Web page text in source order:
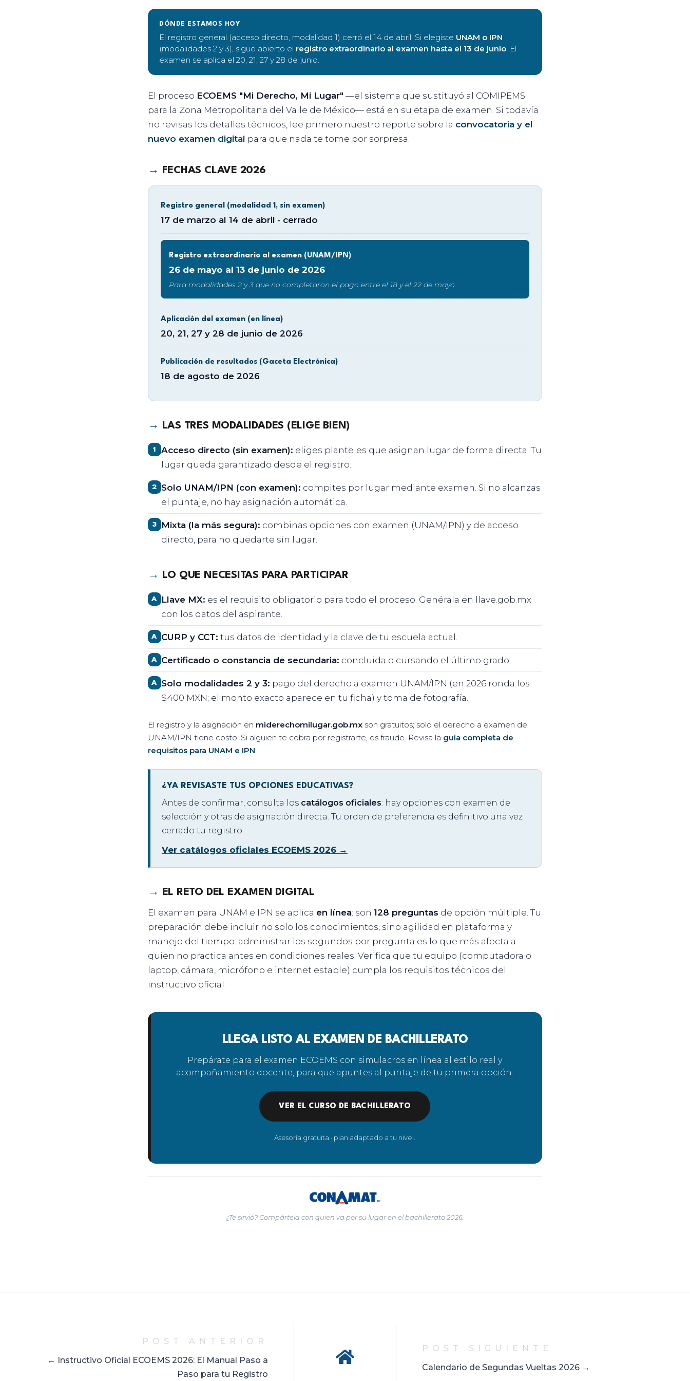
DÓNDE ESTAMOS HOY
El registro general (acceso directo, modalidad 1) cerró el 14 de abril. Si elegiste UNAM o IPN
(modalidades 2 y 3), sigue abierto el registro extraordinario al examen hasta el 13 de junio. El
examen se aplica el 20, 21, 27 y 28 de junio.
El proceso ECOEMS "Mi Derecho, Mi Lugar"—el sistema que sustituyó al COMIPEMS
para la Zona Metropolitana del Valle de México— está en su etapa de examen. Si todavía
no revisas los detalles técnicos, lee primero nuestro reporte sobre la convocatoria y el
nuevo examen digital para que nada te tome por sorpresa.
→ FECHAS CLAVE 2026
Registro general (modalidad 1, sin examen)
17 de marzo al 14 de abril · cerrado
Registro extraordinario al examen (UNAM/IPN)
26 de mayo al 13 de junio de 2026
Para modalidades 2 y 3 que no completaron el pago entre el 18 y el 22 de mayo.
Aplicación del examen (en línea)
20, 21, 27 y 28 de junio de 2026
Publicación de resultados (Gaceta Electrónica)
18 de agosto de 2026
→ LAS TRES MODALIDADES (ELIGE BIEN)
1 Acceso directo (sin examen): eliges planteles que asignan lugar de forma directa. Tu
lugar queda garantizado desde el registro.
2 Solo UNAM/IPN (con examen): compites por lugar mediante examen. Si no alcanzas
el puntaje, no hay asignación automática.
3 Mixta (la más segura): combinas opciones con examen (UNAM/IPN) y de acceso
directo, para no quedarte sin lugar.
→ LO QUE NECESITAS PARA PARTICIPAR
A Llave MX: es el requisito obligatorio para todo el proceso. Genérala en llave.gob.mx
con los datos del aspirante.
A CURP y CCT: tus datos de identidad y la clave de tu escuela actual.
A Certificado o constancia de secundaria: concluida o cursando el último grado.
A Solo modalidades 2 y 3: pago del derecho a examen UNAM/IPN (en 2026 ronda los
$400 MXN; el monto exacto aparece en tu ficha) y toma de fotografía.
El registro y la asignación en miderechomilugar.gob.mxson gratuitos; solo el derecho a examen de
UNAM/IPN tiene costo. Si alguien te cobra por registrarte, es fraude. Revisa la guía completa de
requisitos para UNAM e IPN.
¿YA REVISASTE TUS OPCIONES EDUCATIVAS?
Antes de confirmar, consulta los catálogos oficiales: hay opciones con examen de
selección y otras de asignación directa. Tu orden de preferencia es definitivo una vez
cerrado tu registro.
Ver catálogos oficiales ECOEMS 2026 →
→ EL RETO DEL EXAMEN DIGITAL
El examen para UNAM e IPN se aplica en línea: son 128 preguntas de opción múltiple. Tu
preparación debe incluir no solo los conocimientos, sino agilidad en plataforma y
manejo del tiempo: administrar los segundos por pregunta es lo que más afecta a
quien no practica antes en condiciones reales. Verifica que tu equipo (computadora o
laptop, cámara, micrófono e internet estable) cumpla los requisitos técnicos del
instructivo oficial.
LLEGA LISTO AL EXAMEN DE BACHILLERATO
Prepárate para el examen ECOEMS con simulacros en línea al estilo real y
acompañamiento docente, para que apuntes al puntaje de tu primera opción.
VER EL CURSO DE BACHILLERATO
Asesoría gratuita · plan adaptado a tu nivel.
¿Te sirvió? Compártela con quien va por su lugar en el bachillerato 2026.
POST ANTERIOR
← Instructivo Oficial ECOEMS 2026: El Manual Paso a
Paso para tu Registro
POST SIGUIENTE
Calendario de Segundas Vueltas 2026 →